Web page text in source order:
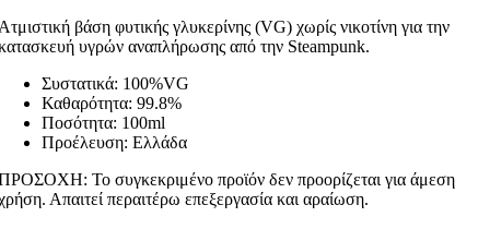
βάση φυτικής γλυκερίνης (VG) χωρίς νικοτίνη για την
υγρών αναπλήρωσης από την Steampunk.
Συστατικά: 100%VG
Καθαρότητα: 99.8%
Ποσότητα: 100ml
Προέλευση: Ελλάδα
Το συγκεκριμένο προϊόν δεν προορίζεται για άμεση
Απαιτεί περαιτέρω επεξεργασία και αραίωση.